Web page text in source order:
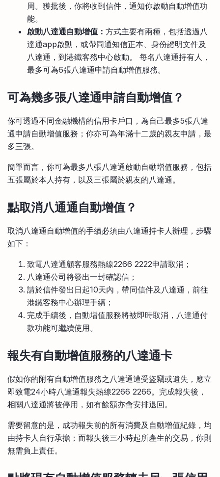
周。獲批後，你將收到信件，通知你啟動自動增值功
能。
啟動八達通自動增值： 方式主要有兩種 ，包括透過八
達通app啟動 ，或帶同通知信正本、身份證明文件及
八達通，到港鐵客務中心啟動。 每名八達通持有人，
最多可為6張八達通申請自動增值服務。
可為幾多張八達通申請自動增值？
你可透過不同金融機構的信用卡戶口，為自己最多5張八達
通申請自動增值服務；你亦可為年滿十二歲的親友申請，最
多三張。
簡單而言，你可為最多八張八達通啟動自動增值服務，包括
五張屬於本人持有，以及三張屬於親友的八達通。
點取消八通通自動增值？
取消八達通自動增值的手續必須由八達通持卡人辦理，步驟
如下：
致電八達通顧客服務熱線2266 2222申請取消；
八達通公司將發出一封確認信；
請於信件發出日起10天內，帶同信件及八達通，前往
港鐵客務中心辦理手續；
完成手續後，自動增值服務將被即時取消，八達通付
款功能可繼續使用。
報失有自動增值服務的八達通卡
假如你的附有自動增值服務之八達通遭受盜竊或遺失，應立
即致電24小時八達通報失熱線2266 2266。完成報失後，
相關八達通將被停用，如有餘額亦會安排退回。
需要留意的是，成功報失前的所有消費及自動增值紀錄，均
由持卡人自行承擔；而報失後三小時起所產生的交易，你則
無需負上責任。